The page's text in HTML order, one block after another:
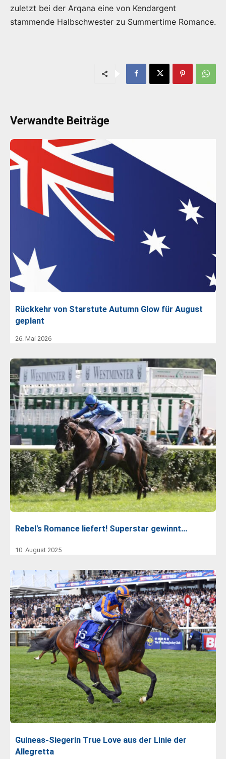
zuletzt bei der Arqana eine von Kendargent
stammende Halbschwester zu Summertime Romance.
Verwandte Beiträge
Rückkehr von Starstute Autumn Glow für August
geplant
26. Mai 2026
Rebel's Romance liefert! Superstar gewinnt…
10. August 2025
Guineas-Siegerin True Love aus der Linie der
Allegretta